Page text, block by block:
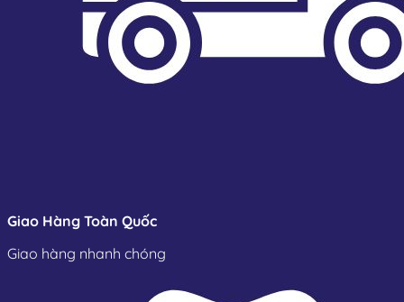
Giao Hàng Toàn Quốc
Giao hàng nhanh chóng